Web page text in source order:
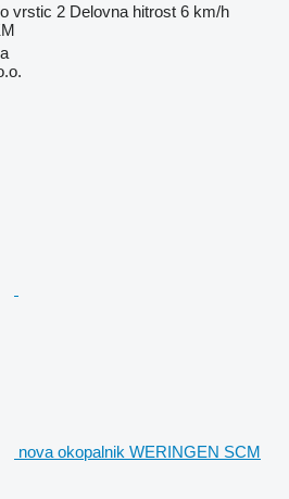
vrstic 2 Delovna hitrost 6 km/h
nova okopalnik WERINGEN SCM